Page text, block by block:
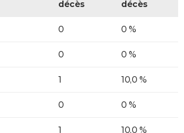
décès
décès
0 0 %
0 0 %
1 10,0 %
0 0 %
1 10,0 %